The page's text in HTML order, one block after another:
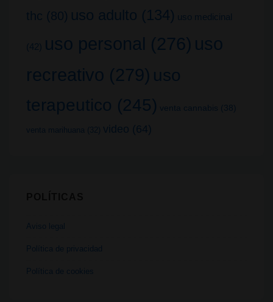
thc (80) uso adulto (134) uso medicinal
(42) uso personal (276) uso
recreativo (279) uso
terapeutico (245) venta cannabis (38)
venta marihuana (32) video (64)
Aviso legal
Política de privacidad
Política de cookies